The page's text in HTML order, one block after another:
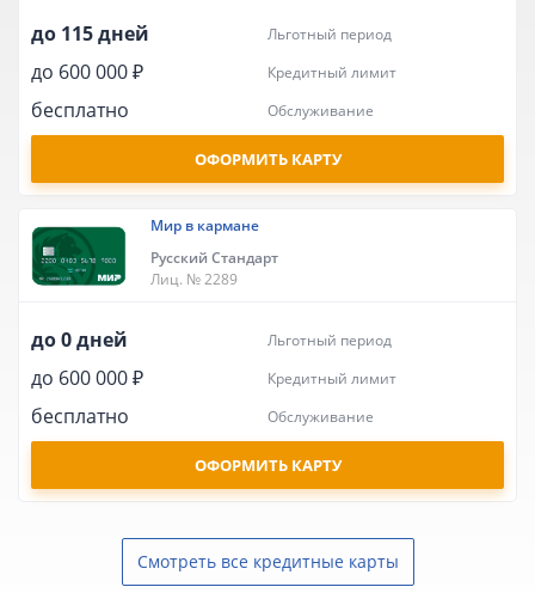
до 115 дней льготный период
до 600 000 ₽ кредитный лимит
бесплатно обслуживание
ОФОРМИТЬ КАРТУ
Мир в кармане
Русский Стандарт
Лиц. № 2289
до 0 дней льготный период
до 600 000 ₽ кредитный лимит
бесплатно обслуживание
ОФОРМИТЬ КАРТУ
Смотреть все кредитные карты